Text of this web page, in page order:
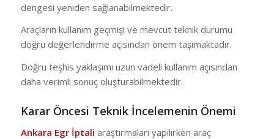
dengesi yeniden sağlanabilmektedir.
Araçların kullanım geçmişi ve mevcut teknik durumu
doğru değerlendirme açısından önem taşımaktadır.
Doğru teşhis yaklaşımı uzun vadeli kullanım açısından
daha verimli sonuç oluşturabilmektedir.
Karar Öncesi Teknik İncelemenin Önemi
Ankara Egr İptali araştırmaları yapılırken araç